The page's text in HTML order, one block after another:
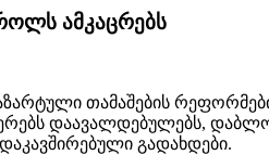
ამკაცრებს
თამაშების
დაავალდებულებს,
გადახდები.